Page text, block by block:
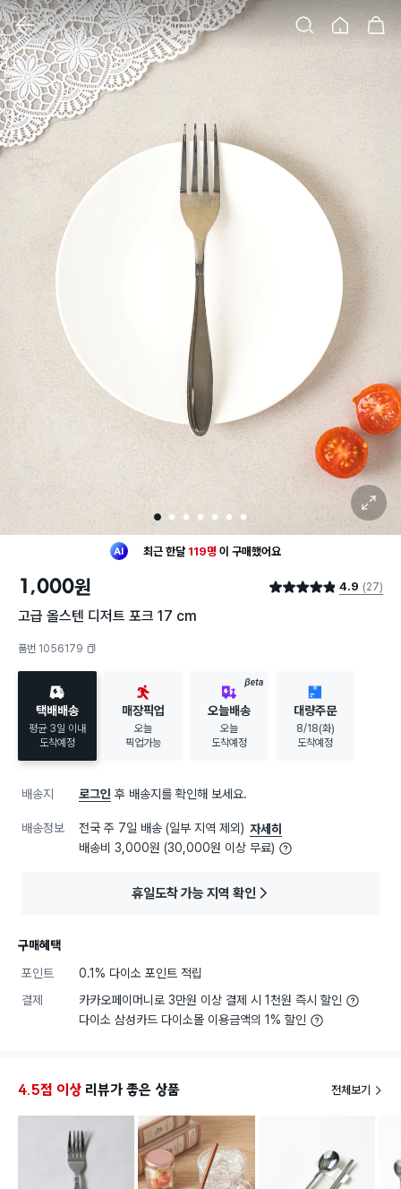
검색 홈
클릭 시 이미지 확대 보기 팝업 열림
1 2 3 4 5 6 7
확대 보기
최근 한달 119명 이 구매했어요
구매했어요
1,000원 별점 4.9점 4.9 (27)
고급 올스텐 디저트 포크 17 cm
품번 1056179
택배배송
평균 3일 이내
도착예정
매장픽업
오늘
픽업가능
BETA
오늘배송
오늘
도착예정
대량주문
8/18(화)
도착예정
배송지 로그인 후 배송지를 확인해 보세요.
배송정보 전국 주 7일 배송 (일부 지역 제외) 자세히
배송비 3,000원 (30,000원 이상 무료)
휴일도착 가능 지역 확인
구매혜택
포인트
0.1% 다이소 포인트 적립
결제
카카오페이머니로 3만원 이상 결제 시 1천원 즉시 할인
다이소 삼성카드 다이소몰 이용금액의 1% 할인
4.5점 이상 리뷰가 좋은 상품 전체보기